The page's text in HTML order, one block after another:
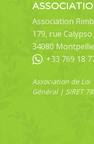
Association
179, rue Calypso
34080
+33 769 18
Association de Loi
Général | SIRET